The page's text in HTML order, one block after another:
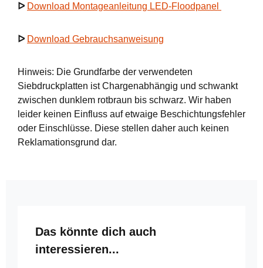
ᐅ Download Montageanleitung LED-Floodpanel
ᐅ Download Gebrauchsanweisung
Hinweis: Die Grundfarbe der verwendeten
Siebdruckplatten ist Chargenabhängig und schwankt
zwischen dunklem rotbraun bis schwarz. Wir haben
leider keinen Einfluss auf etwaige Beschichtungsfehler
oder Einschlüsse. Diese stellen daher auch keinen
Reklamationsgrund dar.
Produktgalerie überspringen
Das könnte dich auch
interessieren...